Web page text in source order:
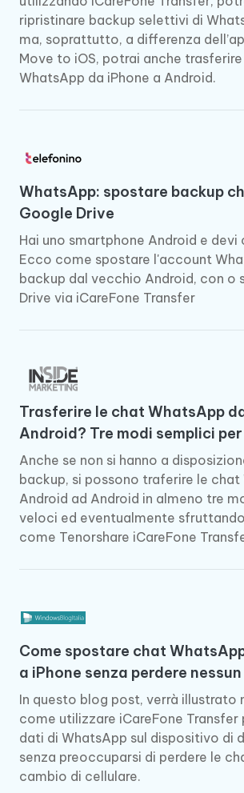
ripristinare backup selettivi di
ma, soprattutto, a differenza
Move to iOS, potrai anche trasferire
WhatsApp da iPhone a Android.
WhatsApp: spostare backup
Google Drive
Hai uno smartphone Android e devi
Ecco come spostare l'account
backup dal vecchio Android, con o
Drive via iCareFone Transfer
Trasferire le chat WhatsApp
Android? Tre modi semplici
Anche se non si hanno a
backup, si possono traferire le chat
Android ad Android in almeno tre
veloci ed eventualmente
come Tenorshare iCareFone
Come spostare chat
a iPhone senza perdere
In questo blog post, verrà illustrato
come utilizzare iCareFone Transfer
dati di WhatsApp sul dispositivo di
senza preoccuparsi di perdere le
cambio di cellulare.